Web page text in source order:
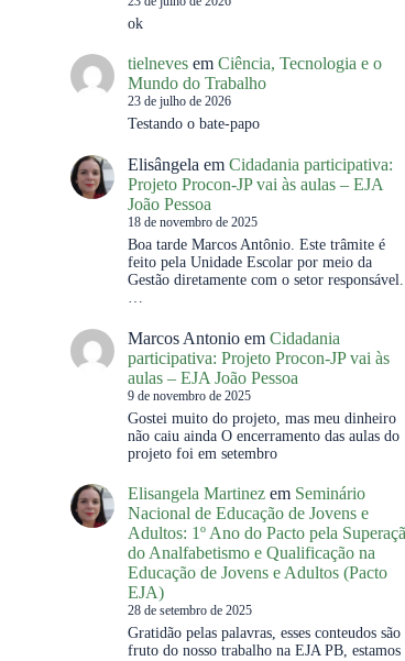
ok
tielneves em Ciência, Tecnologia e o
Mundo do Trabalho
23 de julho de 2026
Testando o bate-papo
Elisângela em Cidadania participativa:
Projeto Procon-JP vai às aulas – EJA
João Pessoa
18 de novembro de 2025
Boa tarde Marcos Antônio. Este trâmite é
feito pela Unidade Escolar por meio da
Gestão diretamente com o setor responsável.
Marcos Antonio em Cidadania
participativa: Projeto Procon-JP vai às
aulas – EJA João Pessoa
9 de novembro de 2025
Gostei muito do projeto, mas meu dinheiro
não caiu ainda O encerramento das aulas do
projeto foi em setembro
Elisangela Martinez em Seminário
Nacional de Educação de Jovens e
Adultos: 1º Ano do Pacto pela
do Analfabetismo e Qualificação na
Educação de Jovens e Adultos (Pacto
EJA)
28 de setembro de 2025
Gratidão pelas palavras, esses conteudos são
fruto do nosso trabalho na EJA PB, estamos